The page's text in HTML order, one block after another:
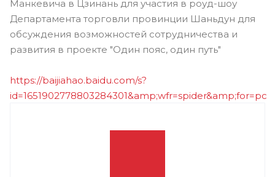
Манкевича в Цзинань для участия в роуд-шоу
Департамента торговли провинции Шаньдун для
обсуждения возможностей сотрудничества и
развития в проекте "Один пояс, один путь"
https://baijiahao.baidu.com/s?
id=1651902778803284301&amp;wfr=spider&amp;for=pc